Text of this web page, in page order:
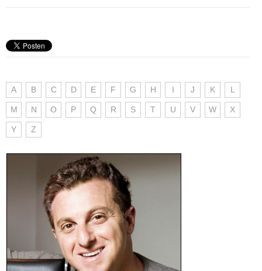
A B C D E F G H I J K L
M N O P Q R S T U V W X
Y Z